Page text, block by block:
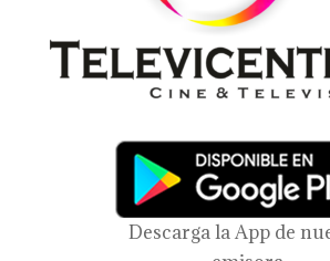
Descarga la App de